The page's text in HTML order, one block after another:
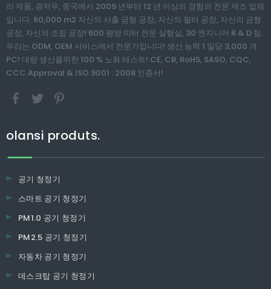
리 제품, 광저우, 중국에서 2009 년부터 12 년 이상의 경험의 전문 제조 업체
입니다. 60,000 m2 자신의 사출 금형 공장, 자신의 필터 공장, 자신의 금형
공장, 자신의 조립 공장! 600 평방 미터 전문 실험실, 30 엔지니어 R & D 팀.
우리는 ODM, OEM 서비스에서 전문가입니다! 생산 능력 1 일당 3,000 개
PC! 대량 생산을위한 100 % 노화 테스트! CE, CB, RoHS, SASO, CQC,
CCC Approval & ISO 9001 : 2008 인증서!
olansi produts.
공기 청정기
스마트 공기 청정기
PM1.0 공기 청정기
PM2.5 공기 청정기
자동차 공기 청정기
데스크탑 공기 청정기